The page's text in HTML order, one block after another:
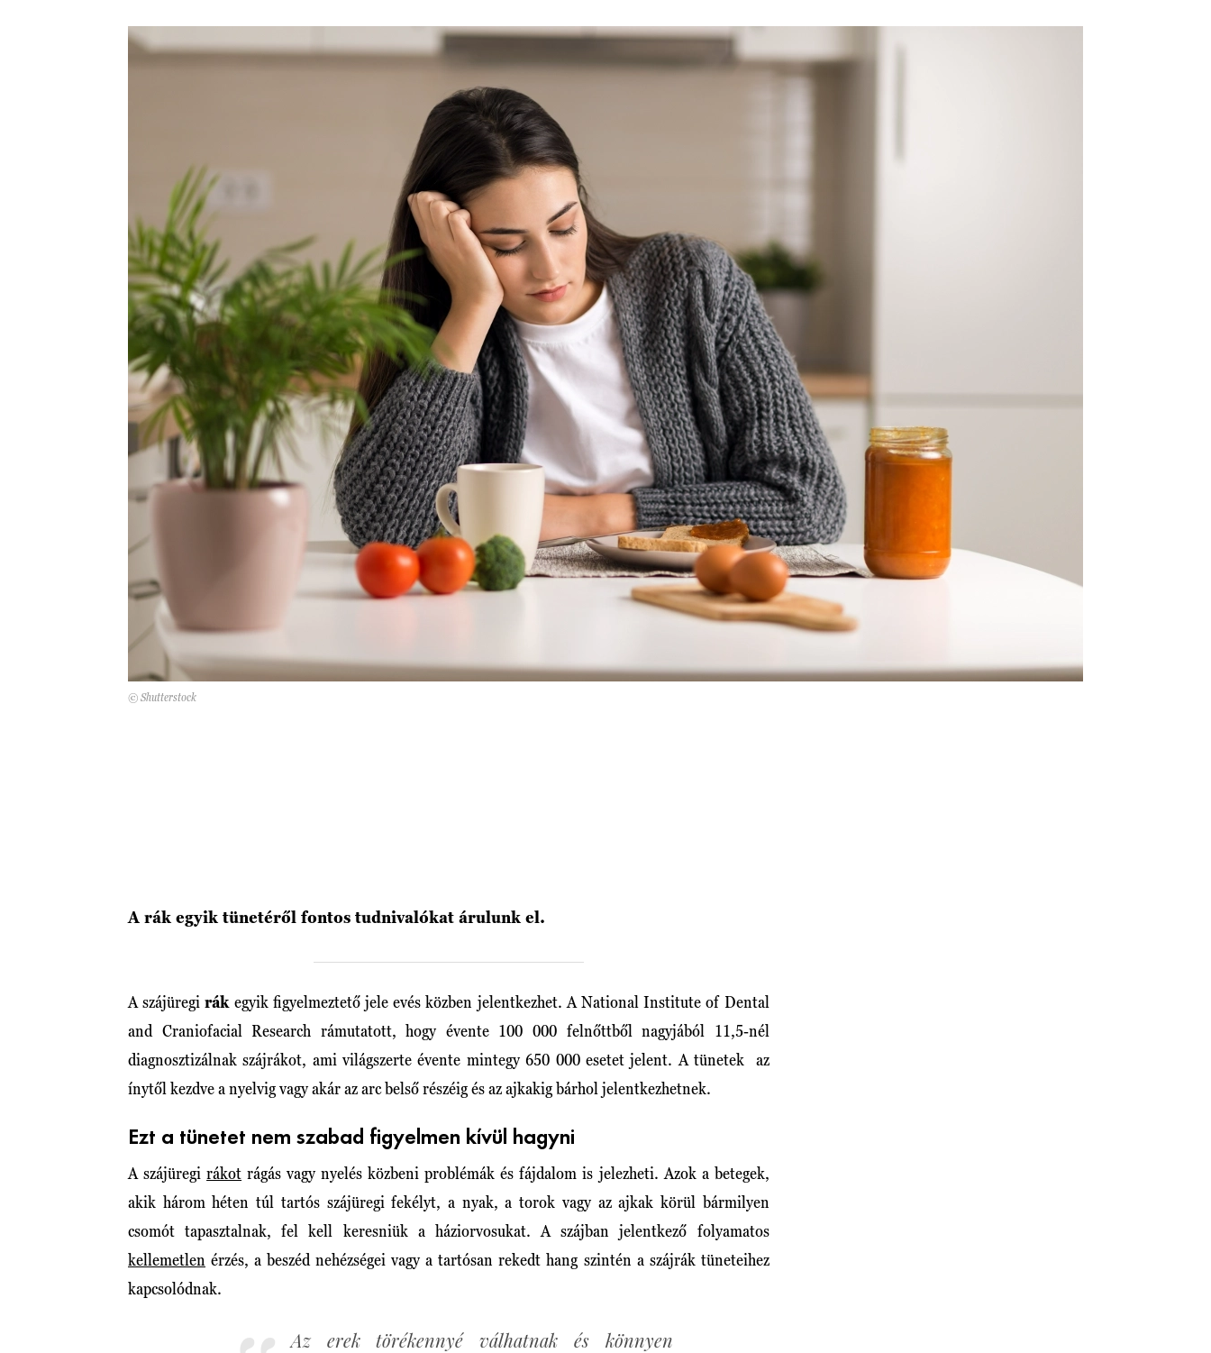
© Shutterstock
A rák egyik tünetéről fontos tudnivalókat árulunk el.
A szájüregirák egyik figyelmeztető jele evés közben jelentkezhet. A National Institute of Dental
and Craniofacial Research rámutatott, hogy évente 100 000 felnőttből nagyjából 11,5-nél
diagnosztizálnak szájrákot, ami világszerte évente mintegy 650 000 esetet jelent. A tünetek az
ínytől kezdve a nyelvig vagy akár az arc belső részéig és az ajkakig bárhol jelentkezhetnek.
Ezt a tünetet nem szabad figyelmen kívül hagyni
A szájüregirákot rágás vagy nyelés közbeni problémák és fájdalom is jelezheti. Azok a betegek,
akik három héten túl tartós szájüregi fekélyt, a nyak, a torok vagy az ajkak körül bármilyen
csomót tapasztalnak, fel kell keresniük a háziorvosukat. A szájban jelentkező folyamatos
kellemetlen érzés, a beszéd nehézségei vagy a tartósan rekedt hang szintén a szájrák tüneteihez
kapcsolódnak.
Az erek törékennyé válhatnak és könnyen